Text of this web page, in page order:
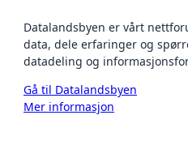
Datalandsbyen er vårt
data, dele erfaringer og
datadeling og
Gå til Datalandsbyen
Mer informasjon